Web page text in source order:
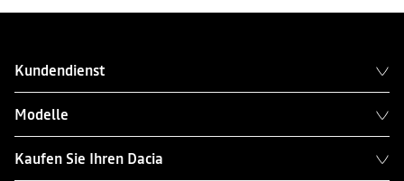
Kundendienst
Modelle
Kaufen Sie Ihren Dacia